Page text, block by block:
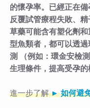
的懷孕率。已經正在
反覆試管療程失敗、
草藥可能含有塑化劑
型魚類者，都可以透
測 （例如：環金安檢
生理條件，提高受孕的
進一步了解► 如何避